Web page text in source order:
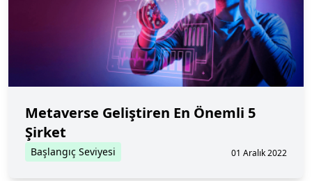
Metaverse Geliştiren En Önemli 5
Şirket
Başlangıç Seviyesi 01 Aralık 2022